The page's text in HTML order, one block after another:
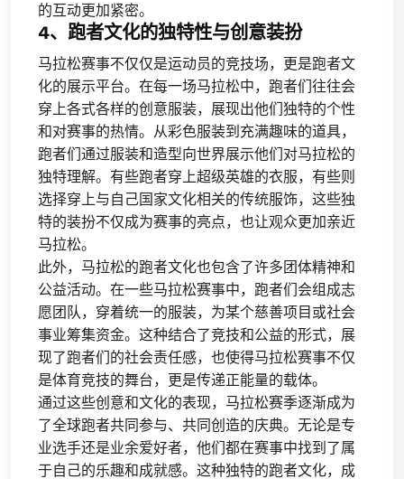
的互动更加紧密。
4、跑者文化的独特性与创意装扮
马拉松赛事不仅仅是运动员的竞技场，更是跑者文
化的展示平台。在每一场马拉松中，跑者们往往会
穿上各式各样的创意服装，展现出他们独特的个性
和对赛事的热情。从彩色服装到充满趣味的道具，
跑者们通过服装和造型向世界展示他们对马拉松的
独特理解。有些跑者穿上超级英雄的衣服，有些则
选择穿上与自己国家文化相关的传统服饰，这些独
特的装扮不仅成为赛事的亮点，也让观众更加亲近
马拉松。
此外，马拉松的跑者文化也包含了许多团体精神和
公益活动。在一些马拉松赛事中，跑者们会组成志
愿团队，穿着统一的服装，为某个慈善项目或社会
事业筹集资金。这种结合了竞技和公益的形式，展
现了跑者们的社会责任感，也使得马拉松赛事不仅
是体育竞技的舞台，更是传递正能量的载体。
通过这些创意和文化的表现，马拉松赛季逐渐成为
了全球跑者共同参与、共同创造的庆典。无论是专
业选手还是业余爱好者，他们都在赛事中找到了属
于自己的乐趣和成就感。这种独特的跑者文化，成